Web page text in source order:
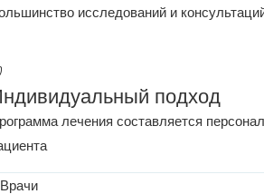
исследований и
подход
лечения составляется
Врачи